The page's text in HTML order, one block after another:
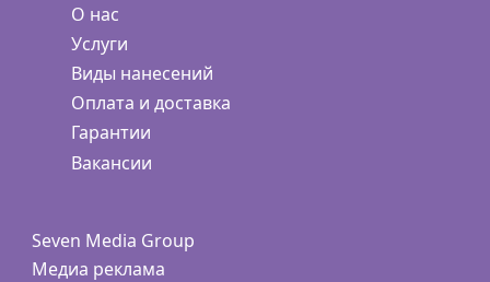
О нас
Услуги
Виды нанесений
Оплата и доставка
Гарантии
Вакансии
Seven Media Group
Медиа реклама